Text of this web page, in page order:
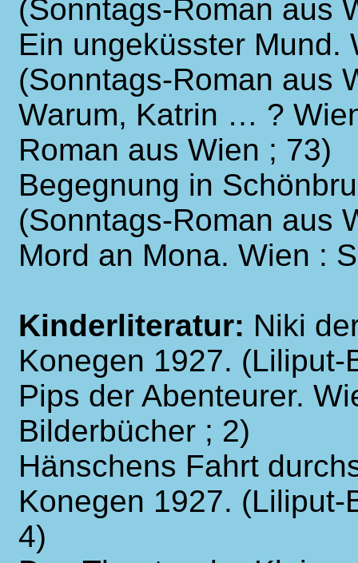
(Sonntags-Roman aus
Ein ungeküsster Mund.
(Sonntags-Roman aus
Warum, Katrin … ?
Roman aus Wien ; 73)
Begegnung in
(Sonntags-Roman aus
Mord an Mona. Wien :
Kinderliteratur: Niki
Konegen 1927. (Liliput-
Pips der Abenteurer.
Bilderbücher ; 2)
Hänschens Fahrt
Konegen 1927. (Liliput-
4)